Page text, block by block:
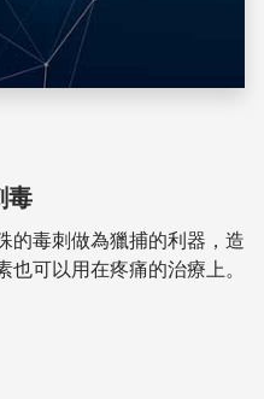
毒
的毒刺做為獵捕的利器，造
也可以用在疼痛的治療上。